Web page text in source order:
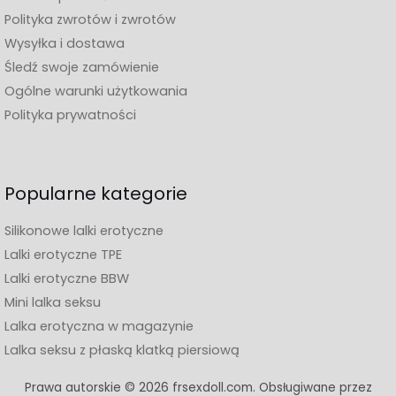
Czy dostawa jest dyskretna? ?
Oui, w neutralnym i anonimowym pakiecie, bez
wzmianki o treści.
Polityka zwrotów i zwrotów
Wysyłka i dostawa
Śledź swoje zamówienie
Ogólne warunki użytkowania
Polityka prywatności
Popularne kategorie
Silikonowe lalki erotyczne
Lalki erotyczne TPE
Lalki erotyczne BBW
Mini lalka seksu
Lalka erotyczna w magazynie
Lalka seksu z płaską klatką piersiową
Prawa autorskie © 2026 frsexdoll.com. Obsługiwane przez